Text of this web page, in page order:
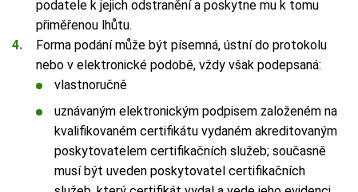
podatele k jejich odstranění a poskytne mu k tomu
přiměřenou lhůtu.
Forma podání může být písemná, ústní do protokolu
nebo v elektronické podobě, vždy však podepsaná:
vlastnoručně
uznávaným elektronickým podpisem založeném na
kvalifikovaném certifikátu vydaném akreditovaným
poskytovatelem certifikačních služeb; současně
musí být uveden poskytovatel certifikačních